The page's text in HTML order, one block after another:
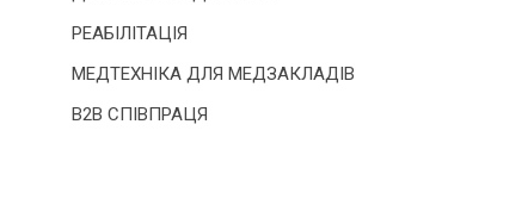
РЕАБІЛІТАЦІЯ
МЕДТЕХНІКА ДЛЯ МЕДЗАКЛАДІВ
B2B СПІВПРАЦЯ